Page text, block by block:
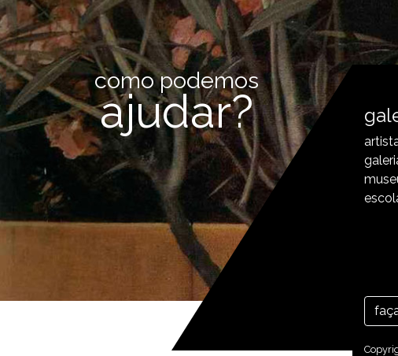
como podemos
ajudar?